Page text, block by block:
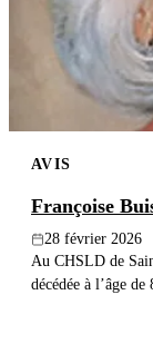
AVIS
Françoise
28 février 2026
Au CHSLD de
décédée à l’âge